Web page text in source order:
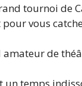
tournoi de
vous
amateur de